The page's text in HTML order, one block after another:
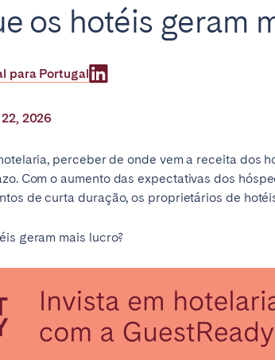
os hotéis geram
para Portugal
2026
perceber de onde vem a receita dos
Com o aumento das expectativas dos
de curta duração, os proprietários de
geram mais lucro?
Dijon La Baule
Poitiers